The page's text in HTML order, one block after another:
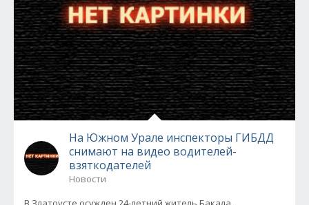
На Южном Урале инспекторы ГИБДД
снимают на видео водителей-
взяткодателей
Новости